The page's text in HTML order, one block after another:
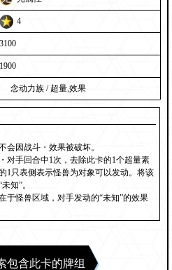
4
3100
1900
念动力族 / 超量,效果
因战斗・效果被破坏。
对手回合中1次，去除此卡的1个超量素
1只表侧表示怪兽为对象可以发动。将该
知”。
于怪兽区域，对手发动的“未知”的效果
包含此卡的牌组